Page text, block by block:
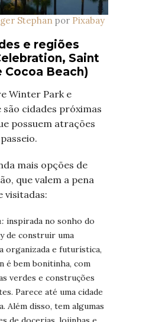
Stephanpor Pixabay
e regiões
Saint
Cocoa Beach)
Winter Park e
cidades próximas
possuem atrações
mais opções de
que valem a pena
visitadas:
inspirada no sonho do
de construir uma
organizada e futurística,
é bem bonitinha, com
verdes e construções
Parece até uma cidade
Além disso, tem algumas